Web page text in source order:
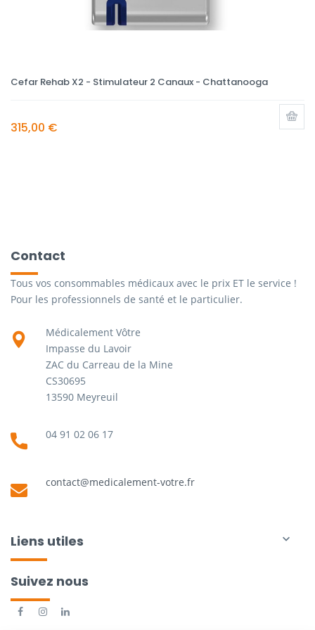
Cefar Rehab X2 - Stimulateur 2 Canaux - Chattanooga
315,00 €
Contact
Tous vos consommables médicaux avec le prix ET le service !
Pour les professionnels de santé et le particulier.
Médicalement Vôtre
Impasse du Lavoir
ZAC du Carreau de la Mine
CS30695
13590 Meyreuil
04 91 02 06 17
contact@medicalement-votre.fr
Liens utiles 
Suivez nous